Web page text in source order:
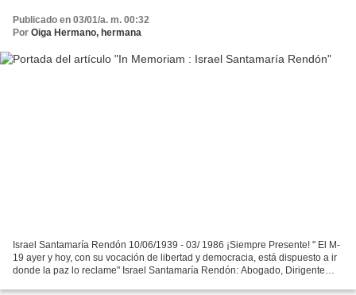
Publicado en 03/01/a. m. 00:32
Por Oiga Hermano, hermana
Israel Santamaría Rendón 10/06/1939 - 03/ 1986 ¡Siempre Presente! " El M-
19 ayer y hoy, con su vocación de libertad y democracia, está dispuesto a ir
donde la paz lo reclame" Israel Santamaría Rendón: Abogado, Dirigente